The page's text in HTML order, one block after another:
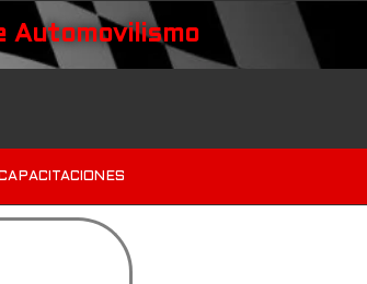
Automovilismo